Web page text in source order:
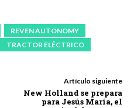
REVEN AUTONOMY
TRACTOR ELÉCTRICO
Artículo siguiente
New Holland se prepara
para Jesús María, el